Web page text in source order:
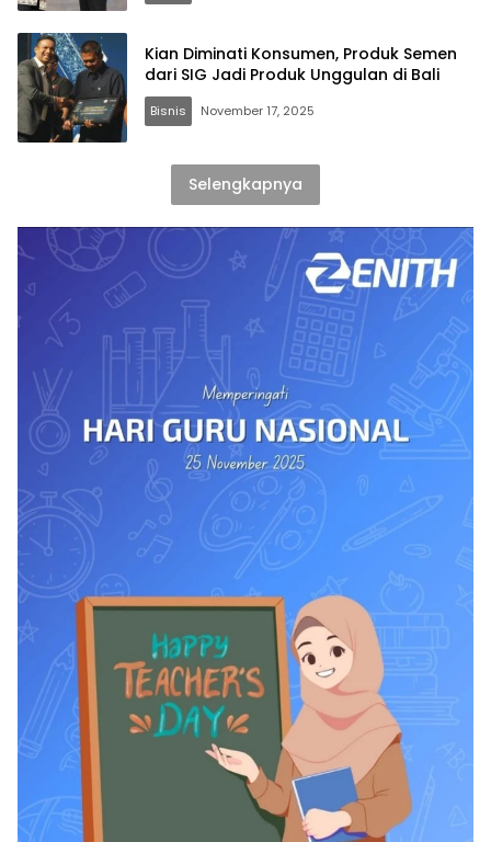
Kian Diminati Konsumen, Produk Semen
dari SIG Jadi Produk Unggulan di Bali
Bisnis November 17, 2025
Selengkapnya